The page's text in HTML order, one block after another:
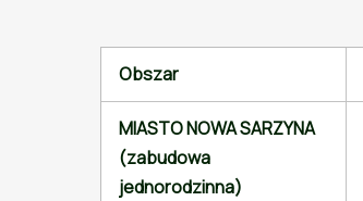
Obszar
MIASTO NOWA SARZYNA
(zabudowa
jednorodzinna)